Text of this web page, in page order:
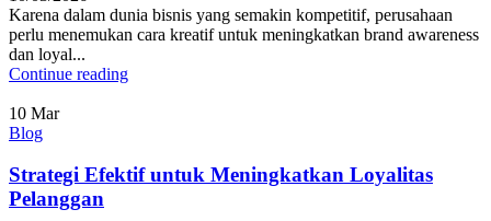
Karena dalam dunia bisnis yang semakin kompetitif, perusahaan
perlu menemukan cara kreatif untuk meningkatkan brand awareness
dan loyal...
Continue reading
10 Mar
Blog
Strategi Efektif untuk Meningkatkan Loyalitas
Pelanggan